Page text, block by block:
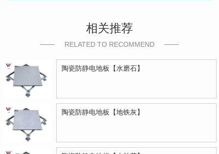
相关推荐
RELATED TO RECOMMEND
陶瓷防静电地板【水磨石】
陶瓷防静电地板【地铁灰】